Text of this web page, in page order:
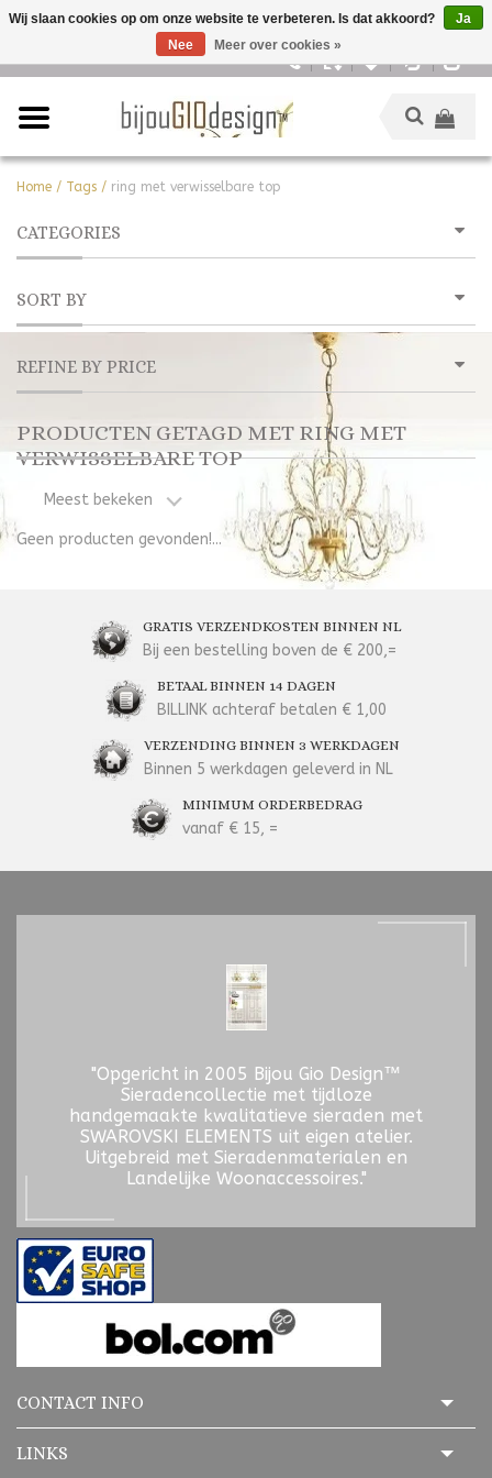
Home / Tags / ring met verwisselbare top
CATEGORIES
SORT BY
REFINE BY PRICE
PRODUCTEN GETAGD MET RING MET
VERWISSELBARE TOP
Meest bekeken
Geen producten gevonden!...
GRATIS VERZENDKOSTEN BINNEN NL
Bij een bestelling boven de € 200,=
BETAAL BINNEN 14 DAGEN
BILLINK achteraf betalen € 1,00
VERZENDING BINNEN 3 WERKDAGEN
Binnen 5 werkdagen geleverd in NL
MINIMUM ORDERBEDRAG
vanaf € 15, =
"Opgericht in 2005 Bijou Gio Design™
Sieradencollectie met tijdloze
handgemaakte kwalitatieve sieraden met
SWAROVSKI ELEMENTS uit eigen atelier.
Uitgebreid met Sieradenmaterialen en
Landelijke Woonaccessoires."
CONTACT INFO
LINKS
Wij slaan cookies op om onze website te verbeteren. Is dat akkoord?
Ja
Nee
Meer over cookies »